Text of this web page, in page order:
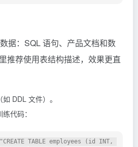
据：SQL 语句、产品文档和数
推荐使用表结构描述，效果更直
DDL 文件）。
代码：
TABLE employees (id INT,